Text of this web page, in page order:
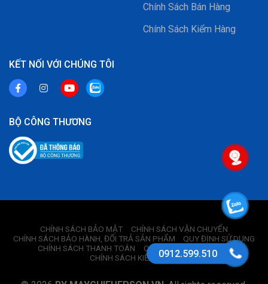
Chính Sách Bán Hàng
Chính Sách Kiểm Hàng
KẾT NỐI VỚI CHÚNG TÔI
BỘ CÔNG THƯƠNG
CHÍNH SÁCH BẢO MẬT
CHÍNH SÁCH VẬN CHUYỂN
CHÍNH SÁCH BẢO HÀNH, ĐỔI TRẢ SẢN PHẨM
QUY ĐỊNH SỬ DỤNG
CHÍNH SÁCH THANH TOÁN
CHÍNH SÁCH BÁN HÀNG
CHÍNH SÁCH KIỂM HÀNG0912.599.510